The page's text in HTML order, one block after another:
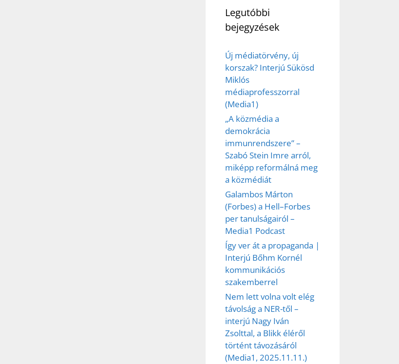
Legutóbbi
bejegyzések
Új médiatörvény, új
korszak? Interjú Sükösd
Miklós
médiaprofesszorral
(Media1)
„A közmédia a
demokrácia
immunrendszere” –
Szabó Stein Imre arról,
miképp reformálná meg
a közmédiát
Galambos Márton
(Forbes) a Hell–Forbes
per tanulságairól –
Media1 Podcast
Így ver át a propaganda |
Interjú Bőhm Kornél
kommunikációs
szakemberrel
Nem lett volna volt elég
távolság a NER-től –
interjú Nagy Iván
Zsolttal, a Blikk éléről
történt távozásáról
(Media1, 2025.11.11.)